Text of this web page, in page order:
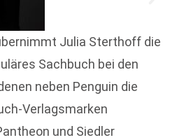
Julia Sterthoff die
Sachbuch bei den
neben Penguin die
Verlagsmarken
und Siedler